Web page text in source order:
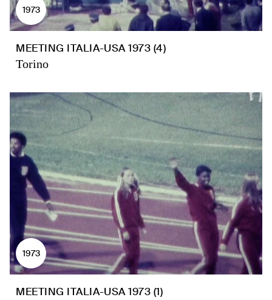
1973
MEETING ITALIA-USA 1973 (4)
Torino
1973
MEETING ITALIA-USA 1973 (1)